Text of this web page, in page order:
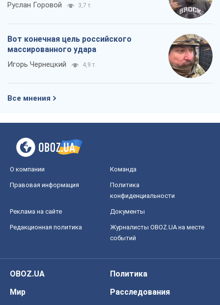
Руслан Горовой 3,7 т.
Вот конечная цель российского
массированного удара
Игорь Чернецкий 4,9 т.
Все мнения
О компании Команда
Правовая информация
Политика
конфиденциальности
Реклама на сайте Документы
Редакционная политика
Журналисты OBOZ.UA на месте
событий
OBOZ.UA
Политика
Мир
Расследования